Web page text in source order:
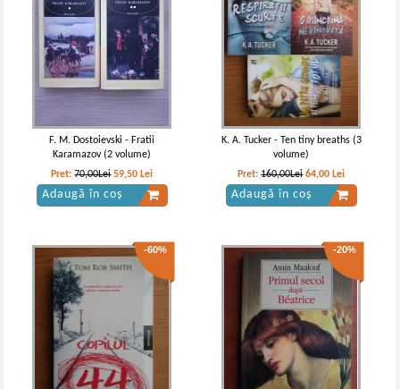
Suzanne Collins - Jocurile foamei
Suzanne Collins - Jocurile Foamei (3
volume)
Suzanne Collins - Jocurile foamei
F. M. Dostoievski - Fratii
Karamazov (2 volume)
Pret:70,00Lei 59,50 Lei
Adaugă în coș
K. A. Tucker - Ten tiny breaths (3
volume)
Pret:160,00Lei 64,00 Lei
Adaugă în coș
-60% -20%